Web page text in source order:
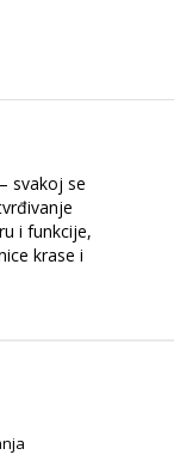
svakoj se
i funkcije,
krase i